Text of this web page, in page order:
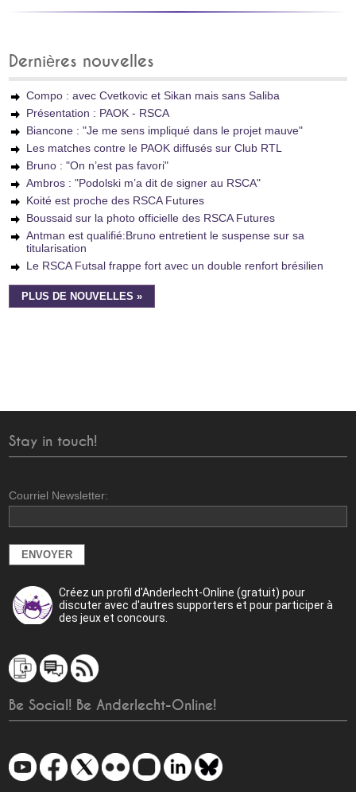
Dernières nouvelles
Compo : avec Cvetkovic et Sikan mais sans Saliba
Présentation : PAOK - RSCA
Biancone : "Je me sens impliqué dans le projet mauve"
Les matches contre le PAOK diffusés sur Club RTL
Bruno : "On n’est pas favori"
Ambros : "Podolski m’a dit de signer au RSCA"
Koité est proche des RSCA Futures
Boussaid sur la photo officielle des RSCA Futures
Antman est qualifié:Bruno entretient le suspense sur sa
titularisation
Le RSCA Futsal frappe fort avec un double renfort brésilien
PLUS DE NOUVELLES »
Stay in touch!
Courriel Newsletter:
Créez un profil d'Anderlecht-Online (gratuit) pour
discuter avec d'autres supporters et pour participer à
des jeux et concours.
Be Social! Be Anderlecht-Online!